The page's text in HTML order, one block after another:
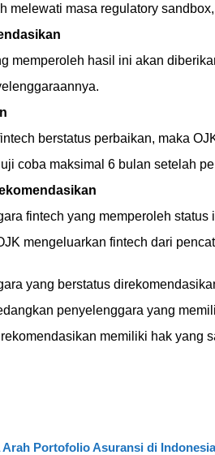
melewati masa regulatory
memperoleh hasil ini akan
berstatus perbaikan, maka
coba maksimal 6 bulan setelah
fintech yang memperoleh
mengeluarkan fintech dari
yang berstatus
penyelenggara yang
memiliki hak yang
Arah Portofolio Asuransi di